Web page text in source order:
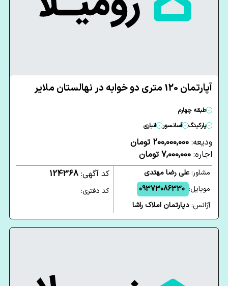
آپارتمان 120 متری دو خوابه در نهالستان ملایر
طبقه چهارم
پارکینگ
آسانسور انباری
ودیعه: 200,000,000 تومان
اجاره: 7,000,000 تومان
مشاور:علی رضا مهتدی
موبایل: 09373086330
آژانس:دپارتمان املاک راشا
کد آگهی: 124368
کد دفتری: